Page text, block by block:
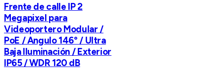
Frente de calle IP 2
Megapixel para
Videoportero Modular /
PoE / Angulo 146° / Ultra
Baja Iluminación / Exterior
IP65 / WDR 120 dB